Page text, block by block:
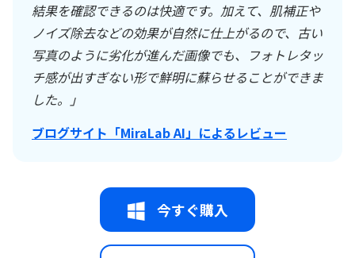
結果を確認できるのは快適です。加えて、肌補正や
ノイズ除去などの効果が自然に仕上がるので、古い
写真のように劣化が進んだ画像でも、フォトレタッ
チ感が出すぎない形で鮮明に蘇らせることができま
した。」
ブログサイト「MiraLab AI」によるレビュー
今すぐ購入